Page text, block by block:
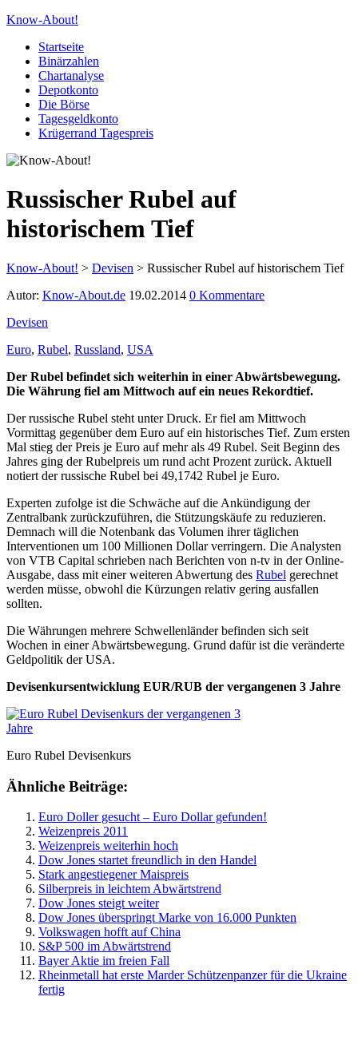
Know-About!
Startseite
Binärzahlen
Chartanalyse
Depotkonto
Die Börse
Tagesgeldkonto
Krügerrand Tagespreis
Russischer Rubel auf
historischem Tief
Know-About! > Devisen > Russischer Rubel auf historischem Tief
Autor: Know-About.de 19.02.2014 0 Kommentare
Devisen
Euro, Rubel, Russland, USA
Der Rubel befindet sich weiterhin in einer Abwärtsbewegung.
Die Währung fiel am Mittwoch auf ein neues Rekordtief.
Der russische Rubel steht unter Druck. Er fiel am Mittwoch
Vormittag gegenüber dem Euro auf ein historisches Tief. Zum ersten
Mal stieg der Preis je Euro auf mehr als 49 Rubel. Seit Beginn des
Jahres ging der Rubelpreis um rund acht Prozent zurück. Aktuell
notiert der russische Rubel bei 49,1742 Rubel je Euro.
Experten zufolge ist die Schwäche auf die Ankündigung der
Zentralbank zurückzuführen, die Stützungskäufe zu reduzieren.
Demnach will die Notenbank das Volumen ihrer täglichen
Interventionen um 100 Millionen Dollar verringern. Die Analysten
von VTB Capital schrieben nach Berichten von n-tv in der Online-
Ausgabe, dass mit einer weiteren Abwertung des Rubel gerechnet
werden müsse, obwohl die Kürzungen relativ gering ausfallen
sollten.
Die Währungen mehrere Schwellenländer befinden sich seit
Wochen in einer Abwärtsbewegung. Grund dafür ist die veränderte
Geldpolitik der USA.
Devisenkursentwicklung EUR/RUB der vergangenen 3 Jahre
Euro Rubel Devisenkurs
Ähnliche Beiträge:
Euro Doller gesucht – Euro Dollar gefunden!
Weizenpreis 2011
Weizenpreis weiterhin hoch
Dow Jones startet freundlich in den Handel
Stark angestiegener Maispreis
Silberpreis in leichtem Abwärtstrend
Dow Jones steigt weiter
Dow Jones überspringt Marke von 16.000 Punkten
Volkswagen hofft auf China
S&P 500 im Abwärtstrend
Bayer Aktie im freien Fall
Rheinmetall hat erste Marder Schützenpanzer für die Ukraine
fertig